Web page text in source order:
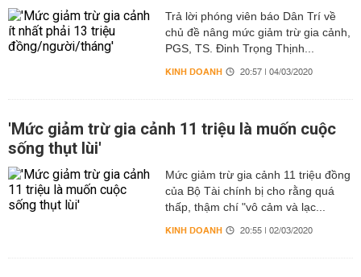
Trả lời phóng viên báo Dân Trí về
chủ đề nâng mức giảm trừ gia cảnh,
PGS, TS. Đinh Trọng Thịnh...
KINH DOANH 20:57 | 04/03/2020
'Mức giảm trừ gia cảnh 11 triệu là muốn cuộc
sống thụt lùi'
Mức giảm trừ gia cảnh 11 triệu đồng
của Bộ Tài chính bị cho rằng quá
thấp, thậm chí "vô cảm và lạc...
KINH DOANH 20:55 | 02/03/2020